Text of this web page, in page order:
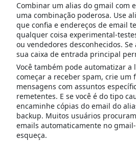
Combinar um alias do gmail com
uma combinação poderosa. Use
que confia e endereços de email
qualquer coisa experimental-
ou vendedores desconhecidos.
sua caixa de entrada principal
Você também pode automatizar a
começar a receber spam, crie um
mensagens com assuntos
remetentes. E se você é do tipo
encaminhe cópias do email do
backup. Muitos usuários
emails automaticamente no
esqueça.